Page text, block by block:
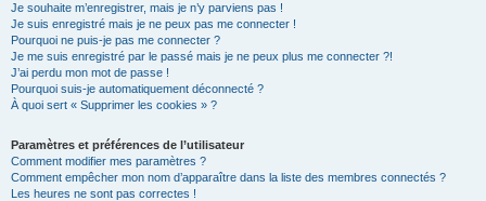
Je souhaite m’enregistrer, mais je n’y parviens pas !
Je suis enregistré mais je ne peux pas me connecter !
Pourquoi ne puis-je pas me connecter ?
Je me suis enregistré par le passé mais je ne peux plus me connecter ?!
J’ai perdu mon mot de passe !
Pourquoi suis-je automatiquement déconnecté ?
À quoi sert « Supprimer les cookies » ?
Paramètres et préférences de l’utilisateur
Comment modifier mes paramètres ?
Comment empêcher mon nom d’apparaître dans la liste des membres connectés ?
Les heures ne sont pas correctes !